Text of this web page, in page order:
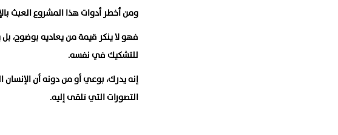
ومن أخطر أدوات هذا المشروع العبث
فهو لا ينكر قيمة من يعاديه بوضوح،
للتشكيك في نفسه.
إنه يدرك، بوعي أو من دونه أن الإنسان
التصورات التي تلقى إليه.